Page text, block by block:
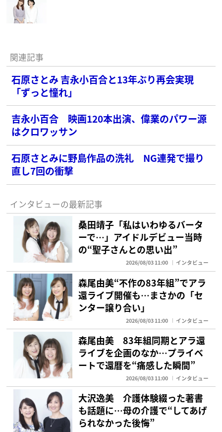
関連記事
石原さとみ 吉永小百合と13年ぶり再会実現
「ずっと憧れ」
吉永小百合 映画120本出演、偉業のパワー源
はクロワッサン
石原さとみに野島作品の洗礼 NG連発で撮り
直し7回の衝撃
インタビューの最新記事
桑田靖子「私はいわゆるバータ
ーで…」アイドルデビュー当時
の“聖子さんとの思い出”
2026/08/03 11:00 インタビュー
森尾由美“不作の83年組”でアラ
還ライブ開催も…まさかの「セ
ンター譲り合い」
2026/08/03 11:00 インタビュー
森尾由美 83年組同期とアラ還
ライブを企画のなか…プライベ
ートで還暦を“痛感した瞬間”
2026/08/03 11:00 インタビュー
大沢逸美 介護体験綴った著書
も話題に…母の介護で“してあげ
られなかった後悔”